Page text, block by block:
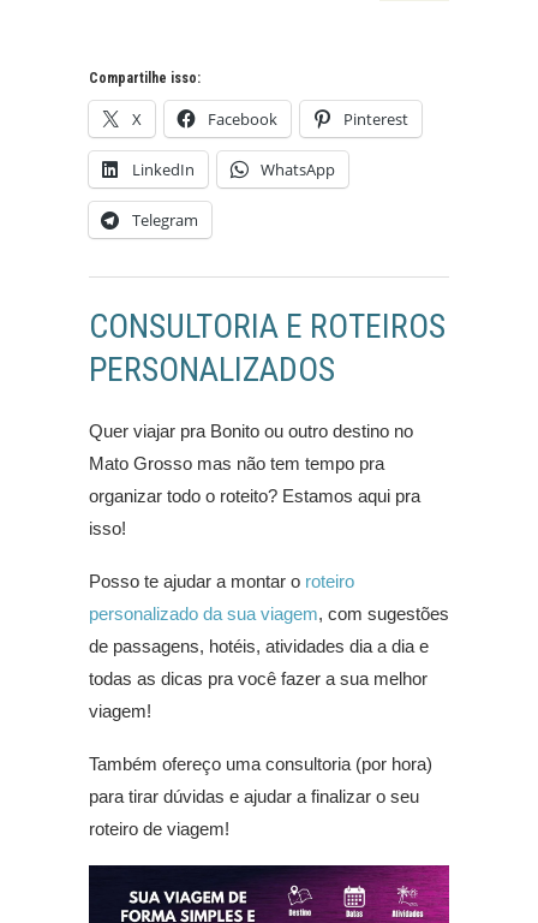
Compartilhe isso:
X Facebook Pinterest
LinkedIn WhatsApp
Telegram
CONSULTORIA E ROTEIROS
PERSONALIZADOS
Quer viajar pra Bonito ou outro destino no
Mato Grosso mas não tem tempo pra
organizar todo o roteito? Estamos aqui pra
isso!
Posso te ajudar a montar o roteiro
personalizado da sua viagem, com sugestões
de passagens, hotéis, atividades dia a dia e
todas as dicas pra você fazer a sua melhor
viagem!
Também ofereço uma consultoria (por hora)
para tirar dúvidas e ajudar a finalizar o seu
roteiro de viagem!